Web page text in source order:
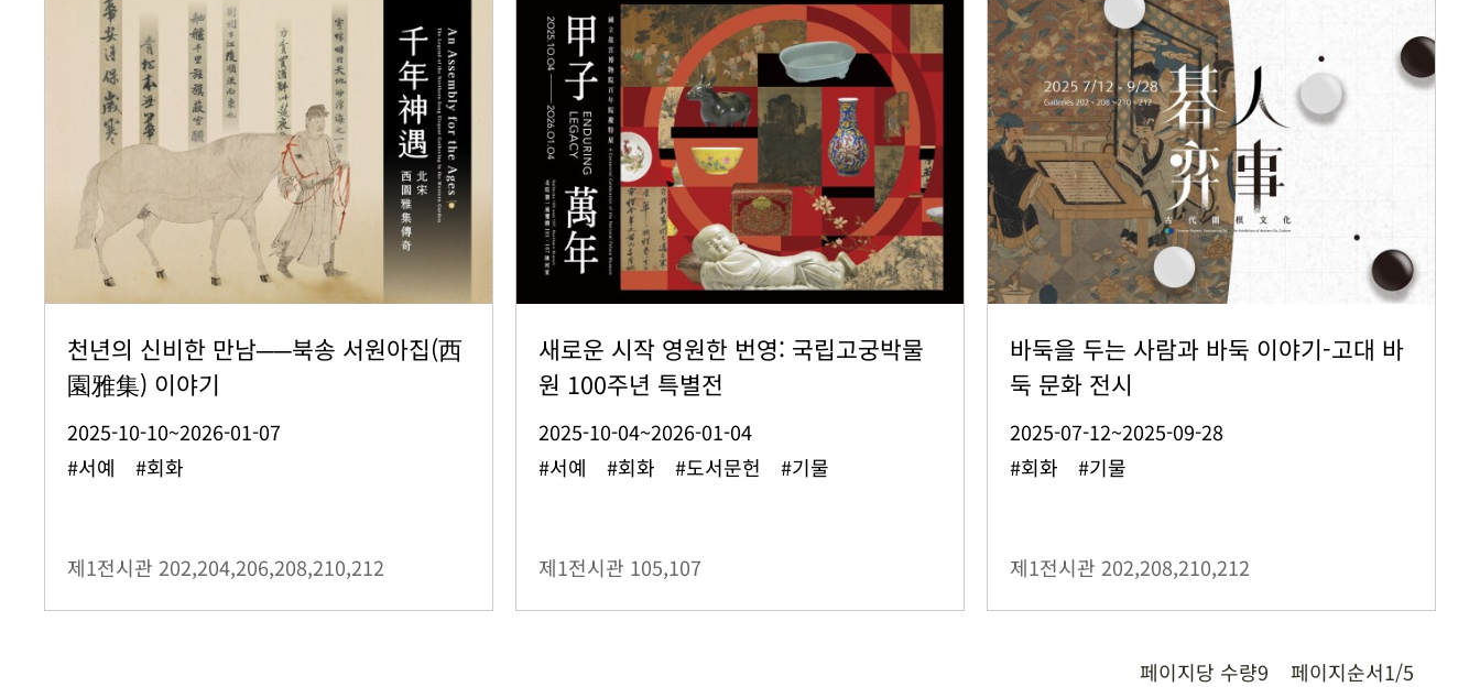
천년의 신비한 만남──북송 서원아집(西
園雅集) 이야기
2025-10-10~2026-01-07
#서예 #회화
제1전시관 202,204,206,208,210,212
새로운 시작 영원한 번영: 국립고궁박물
원 100주년 특별전
2025-10-04~2026-01-04
#서예 #회화 #도서문헌 #기물
제1전시관 105,107
바둑을 두는 사람과 바둑 이야기-고대 바
둑 문화 전시
2025-07-12~2025-09-28
#회화 #기물
제1전시관 202,208,210,212
페이지당 수량9 페이지순서1/5